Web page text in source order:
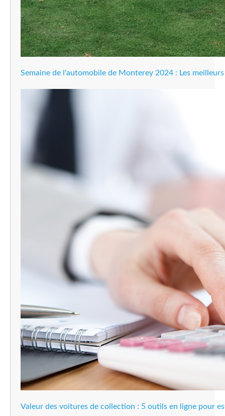
Semaine de l'automobile de Monterey 2024 : Les
Valeur des voitures de collection : 5 outils en ligne pour